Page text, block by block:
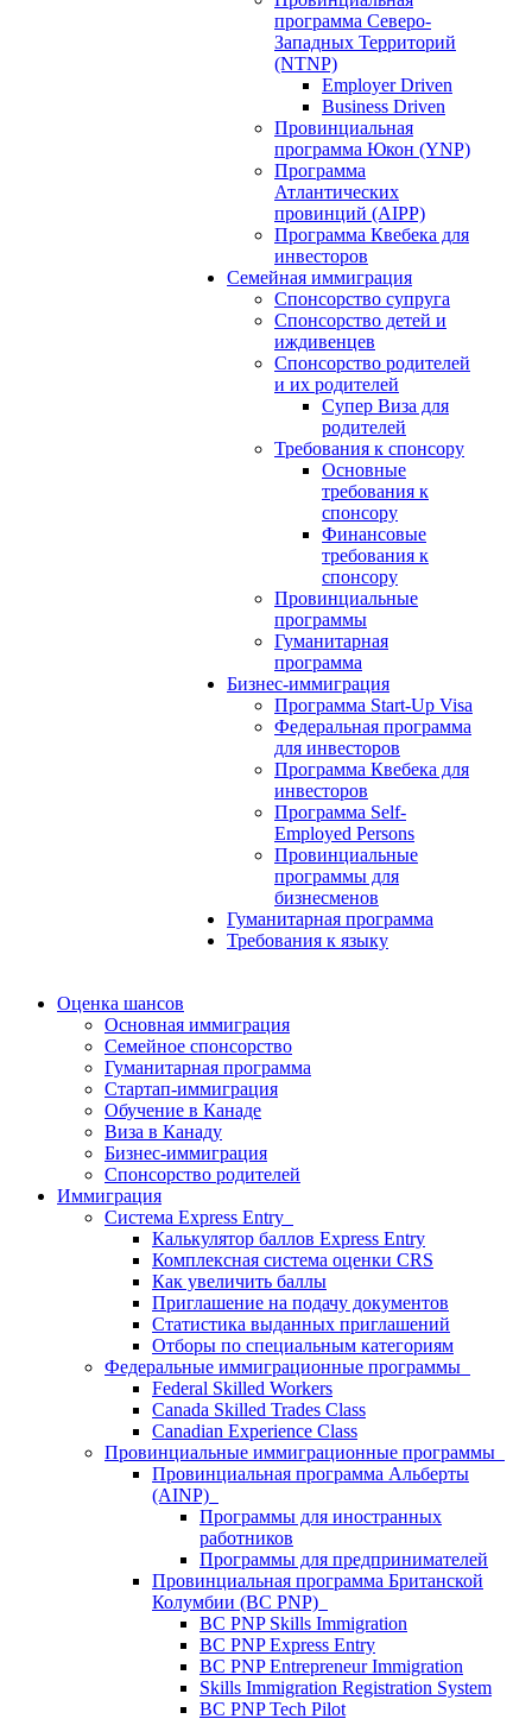
программа Северо-
Западных Территорий
(NTNP)
Employer Driven
Business Driven
Провинциальная
программа Юкон (YNP)
Программа
Атлантических
провинций (AIPP)
Программа Квебека для
инвесторов
Семейная иммиграция
Спонсорство супруга
Спонсорство детей и
иждивенцев
Спонсорство родителей
и их родителей
Супер Виза для
родителей
Требования к спонсору
Основные
требования к
спонсору
Финансовые
требования к
спонсору
Провинциальные
программы
Гуманитарная
программа
Бизнес-иммиграция
Программа Start-Up Visa
Федеральная программа
для инвесторов
Программа Квебека для
инвесторов
Программа Self-
Employed Persons
Провинциальные
программы для
бизнесменов
Гуманитарная программа
Требования к языку
Оценка шансов
Основная иммиграция
Семейное спонсорство
Гуманитарная программа
Стартап-иммиграция
Обучение в Канаде
Виза в Канаду
Бизнес-иммиграция
Спонсорство родителей
Иммиграция
Система Express Entry
Калькулятор баллов Express Entry
Комплексная система оценки CRS
Как увеличить баллы
Приглашение на подачу документов
Статистика выданных приглашений
Отборы по специальным категориям
Федеральные иммиграционные программы
Federal Skilled Workers
Canada Skilled Trades Class
Canadian Experience Class
Провинциальные иммиграционные программы
Провинциальная программа Альберты
(AINP)
Программы для иностранных
работников
Программы для предпринимателей
Провинциальная программа Британской
Колумбии (BC PNP)
BC PNP Skills Immigration
BC PNP Express Entry
BC PNP Entrepreneur Immigration
Skills Immigration Registration System
BC PNP Tech Pilot